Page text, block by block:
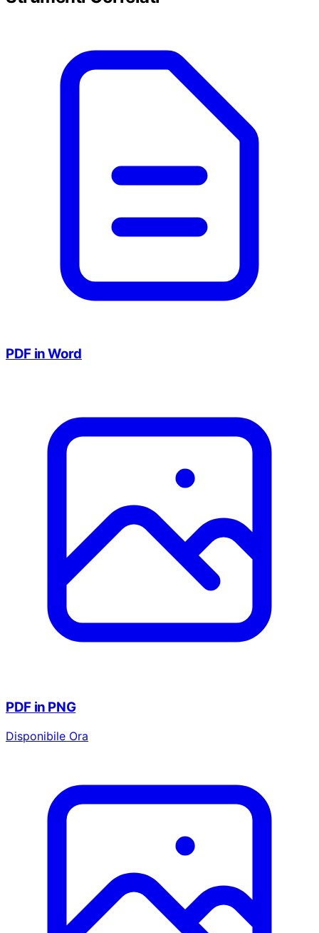
PDF in Word
PDF in PNG
Disponibile Ora